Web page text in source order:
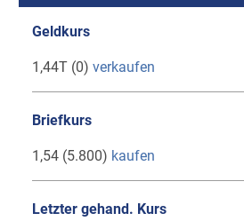
Geldkurs
1,44T (0) verkaufen
Briefkurs
1,54 (5.800) kaufen
Letzter gehand. Kurs